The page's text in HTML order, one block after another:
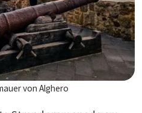
von Alghero